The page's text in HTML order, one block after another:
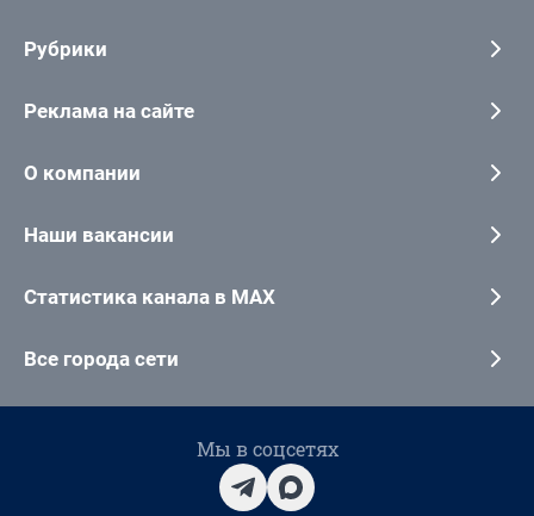
Рубрики
Реклама на сайте
О компании
Наши вакансии
Статистика канала в MAX
Все города сети
Мы в соцсетях